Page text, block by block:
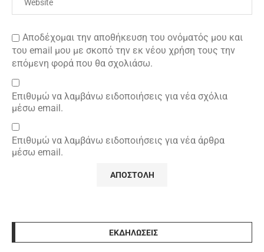
Αποδέχομαι την αποθήκευση του ονόματός μου και
του email μου με σκοπό την εκ νέου χρήση τους την
επόμενη φορά που θα σχολιάσω.
Επιθυμώ να λαμβάνω ειδοποιήσεις για νέα σχόλια
μέσω email.
Επιθυμώ να λαμβάνω ειδοποιήσεις για νέα άρθρα
μέσω email.
ΕΚΔΗΛΩΣΕΙΣ